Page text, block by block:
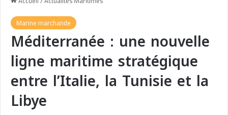
Marine marchande
Méditerranée : une nouvelle
ligne maritime stratégique
entre l’Italie, la Tunisie et la
Libye